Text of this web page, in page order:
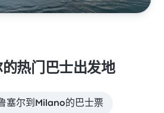
热门巴士出发地
塞尔到Milano的巴士票